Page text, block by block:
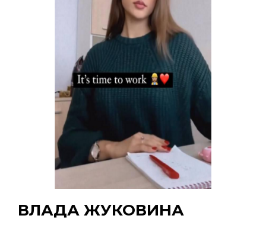
ВЛАДА ЖУКОВИНА